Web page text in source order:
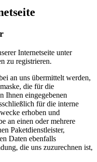
Internetseite unter
zu registrieren.
an uns übermittelt werden,
die für die
Ihnen eingegebenen
für die interne
erhoben und
an einen oder mehrere
Paketdienstleister,
Daten ebenfalls
die uns zuzurechnen ist,